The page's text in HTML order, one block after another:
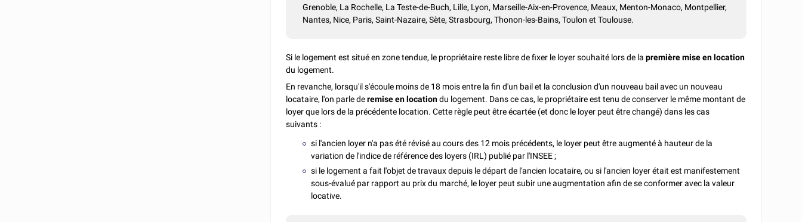
Grenoble, La Rochelle, La Teste-de-Buch, Lille, Lyon, Marseille-Aix-en-Provence, Meaux, Menton-Monaco, Montpellier,
Nantes, Nice, Paris, Saint-Nazaire, Sète, Strasbourg, Thonon-les-Bains, Toulon et Toulouse.
Si le logement est situé en zone tendue, le propriétaire reste libre de fixer le loyer souhaité lors de lapremière mise en location
du logement.
En revanche, lorsqu'il s'écoule moins de 18 mois entre la fin d'un bail et la conclusion d'un nouveau bail avec un nouveau
locataire, l'on parle deremise en locationdu logement. Dans ce cas, le propriétaire est tenu de conserver le même montant de
loyer que lors de la précédente location. Cette règle peut être écartée (et donc le loyer peut être changé) dans les cas
suivants :
si l'ancien loyer n'a pas été révisé au cours des 12 mois précédents, le loyer peut être augmenté à hauteur de la
variation de l'indice de référence des loyers (IRL) publié par l'INSEE ;
si le logement a fait l'objet de travaux depuis le départ de l'ancien locataire, ou si l'ancien loyer était est manifestement
sous-évalué par rapport au prix du marché, le loyer peut subir une augmentation afin de se conformer avec la valeur
locative.